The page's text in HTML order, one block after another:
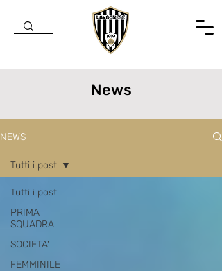
News
NEWS
Tutti i post
PRIMA
SQUADRA
SOCIETA'
FEMMINILE
Tutti i post